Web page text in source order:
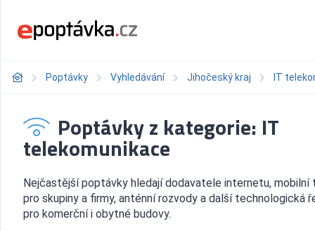
Poptávky Vyhledávání Jihočeský kraj IT
Poptávky z kategorie: IT
telekomunikace
Nejčastější poptávky hledají dodavatele internetu, mobilní
pro skupiny a firmy, anténní rozvody a další technologická
pro komerční i obytné budovy.